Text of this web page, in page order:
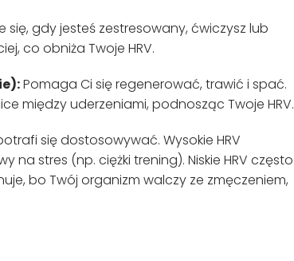
się, gdy jesteś zestresowany, ćwiczysz lub
co obniża Twoje HRV.
Pomaga Ci się regenerować, trawić i spać.
między uderzeniami, podnosząc Twoje HRV.
się dostosowywać. Wysokie HRV
na stres (np. ciężki trening). Niskie HRV często
bo Twój organizm walczy ze zmęczeniem,